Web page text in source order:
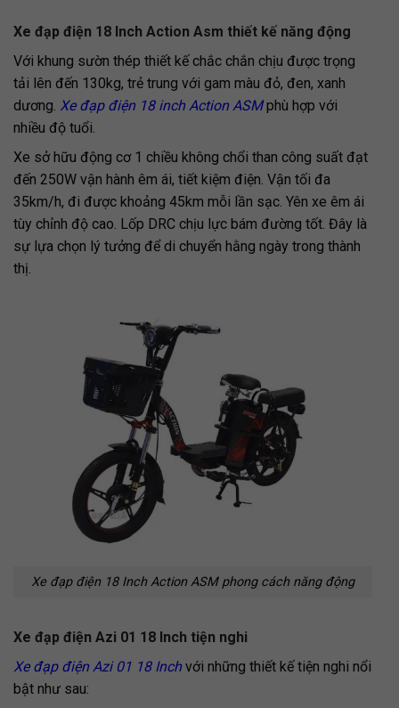
Xe đạp điện 18 Inch Action Asm thiết kế năng động
Với khung sườn thép thiết kế chắc chắn chịu được trọng
tải lên đến 130kg, trẻ trung với gam màu đỏ, đen, xanh
dương. Xe đạp điện 18 inch Action ASMphù hợp với
nhiều độ tuổi.
Xe sở hữu động cơ 1 chiều không chổi than công suất đạt
đến 250W vận hành êm ái, tiết kiệm điện. Vận tối đa
35km/h, đi được khoảng 45km mỗi lần sạc. Yên xe êm ái
tùy chỉnh độ cao. Lốp DRC chịu lực bám đường tốt. Đây là
sự lựa chọn lý tưởng để di chuyển hằng ngày trong thành
thị.
Xe đạp điện 18 Inch Action ASM phong cách năng động
Xe đạp điện Azi 01 18 Inch tiện nghi
Xe đạp điện Azi 01 18 Inchvới những thiết kế tiện nghi nổi
bật như sau: